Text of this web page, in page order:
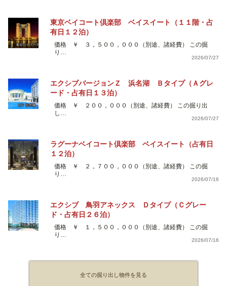
東京ベイコート倶楽部 ベイスイート（１１階・占
有日１２泊）
価格 ￥ ３，５００，０００（別途、諸経費） この掘
り…
2026/07/27
エクシブバージョンＺ 浜名湖 Ｂタイプ（Ａグレ
ード・占有日１３泊）
価格 ￥ ２００，０００（別途、諸経費） この掘り出
し…
2026/07/27
ラグーナベイコート倶楽部 ベイスイート（占有日
１２泊）
価格 ￥ ２，７００，０００（別途、諸経費） この掘
り…
2026/07/16
エクシブ 鳥羽アネックス Ｄタイプ（Ｃグレー
ド・占有日２６泊）
価格 ￥ １，５００，０００（別途、諸経費） この掘
り…
2026/07/16
全ての掘り出し物件を見る